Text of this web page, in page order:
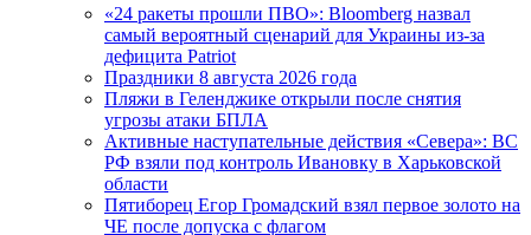
«24 ракеты прошли ПВО»: Bloomberg назвал
самый вероятный сценарий для Украины из-за
дефицита Patriot
Праздники 8 августа 2026 года
Пляжи в Геленджике открыли после снятия
угрозы атаки БПЛА
Активные наступательные действия «Севера»: ВС
РФ взяли под контроль Ивановку в Харьковской
области
Пятиборец Егор Громадский взял первое золото на
ЧЕ после допуска с флагом